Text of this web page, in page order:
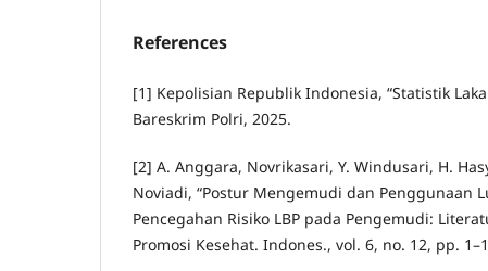
References
[1] Kepolisian Republik Indonesia, “Statistik
Bareskrim Polri, 2025.
[2] A. Anggara, Novrikasari, Y. Windusari, H.
Noviadi, “Postur Mengemudi dan Penggunaan
Pencegahan Risiko LBP pada Pengemudi:
Promosi Kesehat. Indones., vol. 6, no. 12, pp.